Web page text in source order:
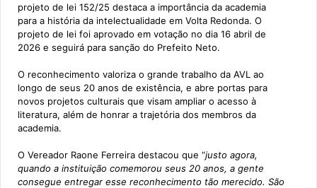
projeto de lei 152/25 destaca a importância da academia
para a história da intelectualidade em Volta Redonda. O
projeto de lei foi aprovado em votação no dia 16 abril de
2026 e seguirá para sanção do Prefeito Neto.
O reconhecimento valoriza o grande trabalho da AVL ao
longo de seus 20 anos de existência, e abre portas para
novos projetos culturais que visam ampliar o acesso à
literatura, além de honrar a trajetória dos membros da
academia.
O Vereador Raone Ferreira destacou que “justo agora,
quando a instituição comemorou seus 20 anos, a gente
consegue entregar esse reconhecimento tão merecido. São